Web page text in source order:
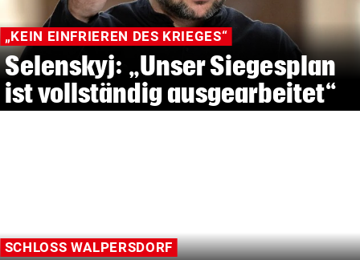
„KEIN EINFRIEREN DES KRIEGES“
Selenskyj: „Unser Siegesplan
ist vollständig ausgearbeitet“
SCHLOSS WALPERSDORF